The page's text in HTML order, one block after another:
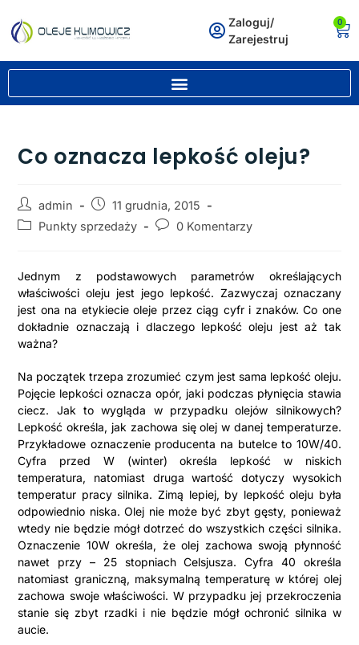
Zaloguj/
Zarejestruj
0
Co oznacza lepkość oleju?
admin
11 grudnia, 2015
Punkty sprzedaży
0 Komentarzy
Jednym z podstawowych parametrów określających
właściwości oleju jest jego lepkość. Zazwyczaj oznaczany
jest ona na etykiecie oleje przez ciąg cyfr i znaków. Co one
dokładnie oznaczają i dlaczego lepkość oleju jest aż tak
ważna?
Na początek trzepa zrozumieć czym jest sama lepkość oleju.
Pojęcie lepkości oznacza opór, jaki podczas płynięcia stawia
ciecz. Jak to wygląda w przypadku olejów silnikowych?
Lepkość określa, jak zachowa się olej w danej temperaturze.
Przykładowe oznaczenie producenta na butelce to 10W/40.
Cyfra przed W (winter) określa lepkość w niskich
temperatura, natomiast druga wartość dotyczy wysokich
temperatur pracy silnika. Zimą lepiej, by lepkość oleju była
odpowiednio niska. Olej nie może być zbyt gęsty, ponieważ
wtedy nie będzie mógł dotrzeć do wszystkich części silnika.
Oznaczenie 10W określa, że olej zachowa swoją płynność
nawet przy – 25 stopniach Celsjusza. Cyfra 40 określa
natomiast graniczną, maksymalną temperaturę w której olej
zachowa swoje właściwości. W przypadku jej przekroczenia
stanie się zbyt rzadki i nie będzie mógł ochronić silnika w
aucie.